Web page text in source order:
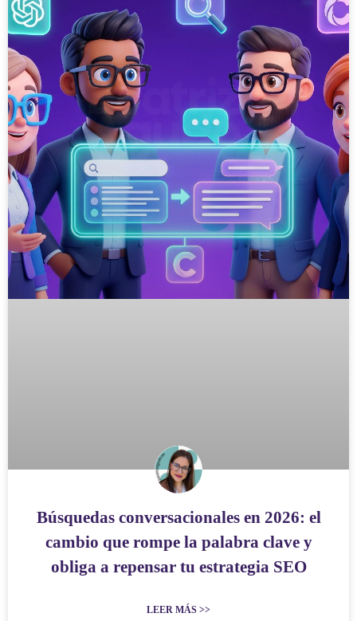
Búsquedas conversacionales en 2026: el
cambio que rompe la palabra clave y
obliga a repensar tu estrategia SEO
LEER MÁS >>